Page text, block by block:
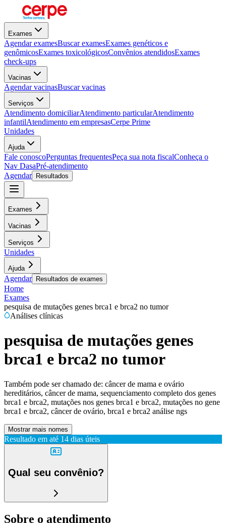
Exames
Agendar examesBuscar examesExames genéticos e
genômicosExames toxicológicosConvênios atendidosExames
check-ups
Vacinas
Agendar vacinasBuscar vacinas
Serviços
Atendimento domiciliarAtendimento particularAtendimento
infantilAtendimento em empresasCerpe Prime
Unidades
Ajuda
Fale conoscoPerguntas frequentesPeça sua nota fiscalConheça o
Nav DasaPré-atendimento
Agendar
Resultados
Exames
Vacinas
Serviços
Unidades
Ajuda
Agendar Resultados de exames
Home
Exames
pesquisa de mutações genes brca1 e brca2 no tumor
Análises clínicas
pesquisa de mutações genes
brca1 e brca2 no tumor
Também pode ser chamado de: câncer de mama e ovário
hereditários, câncer de mama, sequenciamento completo dos genes
brca1 e brca2, mutações nos genes brca1 e brca2, mutações no gene
brca1 e brca2, câncer de ovário, brca1 e brca2 análise ngs
Mostrar mais nomes
Resultado em até 14 dias úteis
Qual seu convênio?
Sobre o atendimento